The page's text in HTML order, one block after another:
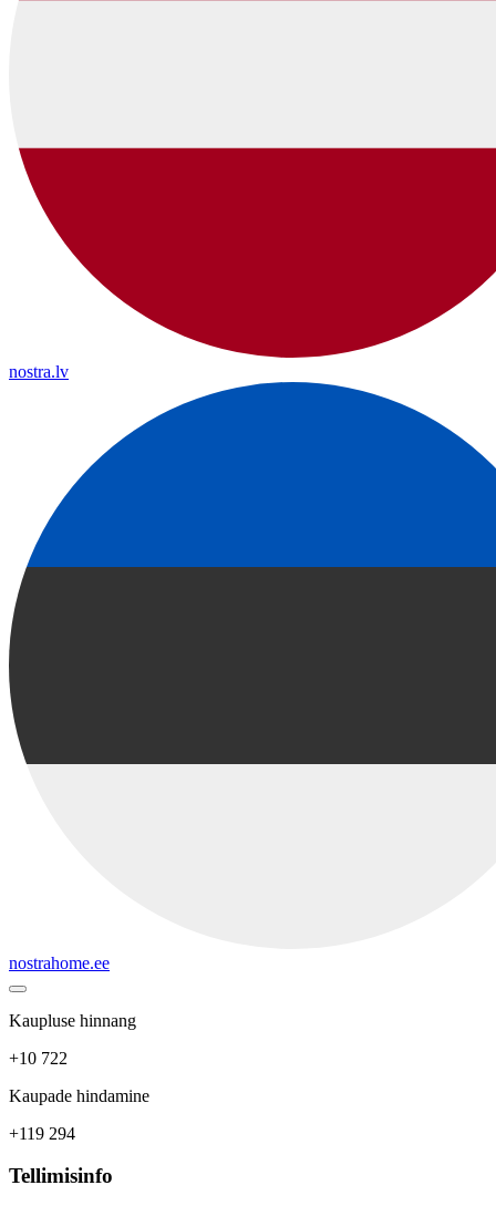
nostra.lv
nostrahome.ee
Kaupluse hinnang
+10 722
Kaupade hindamine
+119 294
Tellimisinfo